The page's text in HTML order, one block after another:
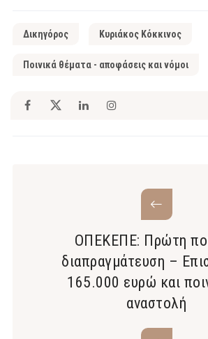
Δικηγόρος Κυριάκος Κόκκινος
Ποινικά θέματα - αποφάσεις και νόμοι
ΟΠΕΚΕΠΕ: Πρώτη
διαπραγμάτευση –
165.000 ευρώ και
αναστολή